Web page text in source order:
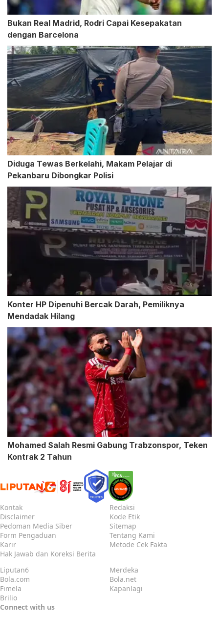
Bukan Real Madrid, Rodri Capai Kesepakatan
dengan Barcelona
Diduga Tewas Berkelahi, Makam Pelajar di
Pekanbaru Dibongkar Polisi
Konter HP Dipenuhi Bercak Darah, Pemiliknya
Mendadak Hilang
Mohamed Salah Resmi Gabung Trabzonspor, Teken
Kontrak 2 Tahun
Kontak
Redaksi
Disclaimer
Kode Etik
Pedoman Media Siber
Sitemap
Form Pengaduan
Tentang Kami
Karir
Metode Cek Fakta
Hak Jawab dan Koreksi Berita
Liputan6
Merdeka
Bola.com
Bola.net
Fimela
Kapanlagi
Brilio
Connect with us